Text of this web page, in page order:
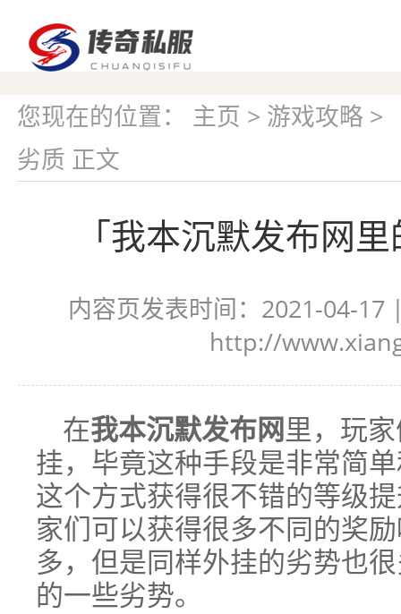
您现在的位置： 主页 > 游戏攻略 >
劣质 正文
「我本沉默发布网
内容页发表时间：2021-04-17
http://
在我本沉默发布网里，玩
挂，毕竟这种手段是非常简
这个方式获得很不错的等级
家们可以获得很多不同的奖
多，但是同样外挂的劣势也
的一些劣势。